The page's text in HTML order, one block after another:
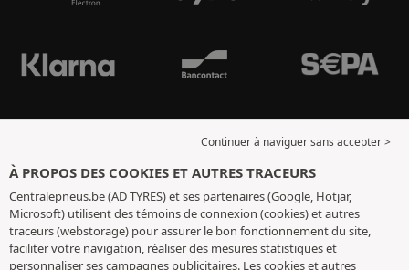
Continuer à naviguer sans accepter >
À PROPOS DES COOKIES ET AUTRES TRACEURS
Centralepneus.be (AD TYRES) et ses partenaires (Google, Hotjar,
Microsoft) utilisent des témoins de connexion (cookies) et autres
traceurs (webstorage) pour assurer le bon fonctionnement du site,
faciliter votre navigation, réaliser des mesures statistiques et
personnaliser ses campagnes publicitaires. Les cookies et autres